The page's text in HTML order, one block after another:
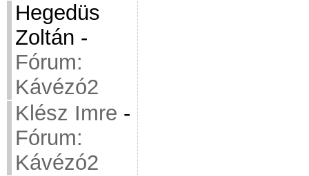
Hegedüs
Zoltán -
Fórum:
Kávézó2
Klész Imre -
Fórum:
Kávézó2